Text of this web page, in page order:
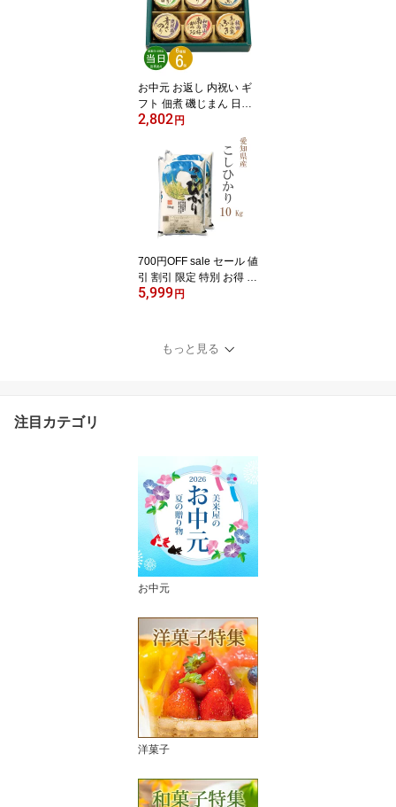
お中元 お返し 内祝い ギ
フト 佃煮 磯じまん 日本
全国うまいものめぐり里-
20N 新築 お礼 引越し 志
仏事 送料無料 あす楽
2,802円
700円OFF sale セール 値
引 割引 限定 特別 お得 米
白米 10kg 送料無料 コシ
米 10キロ 安い あす楽 送
料無料【沖縄、配送不
5,999円
もっと見る
注目カテゴリ
お中元
洋菓子